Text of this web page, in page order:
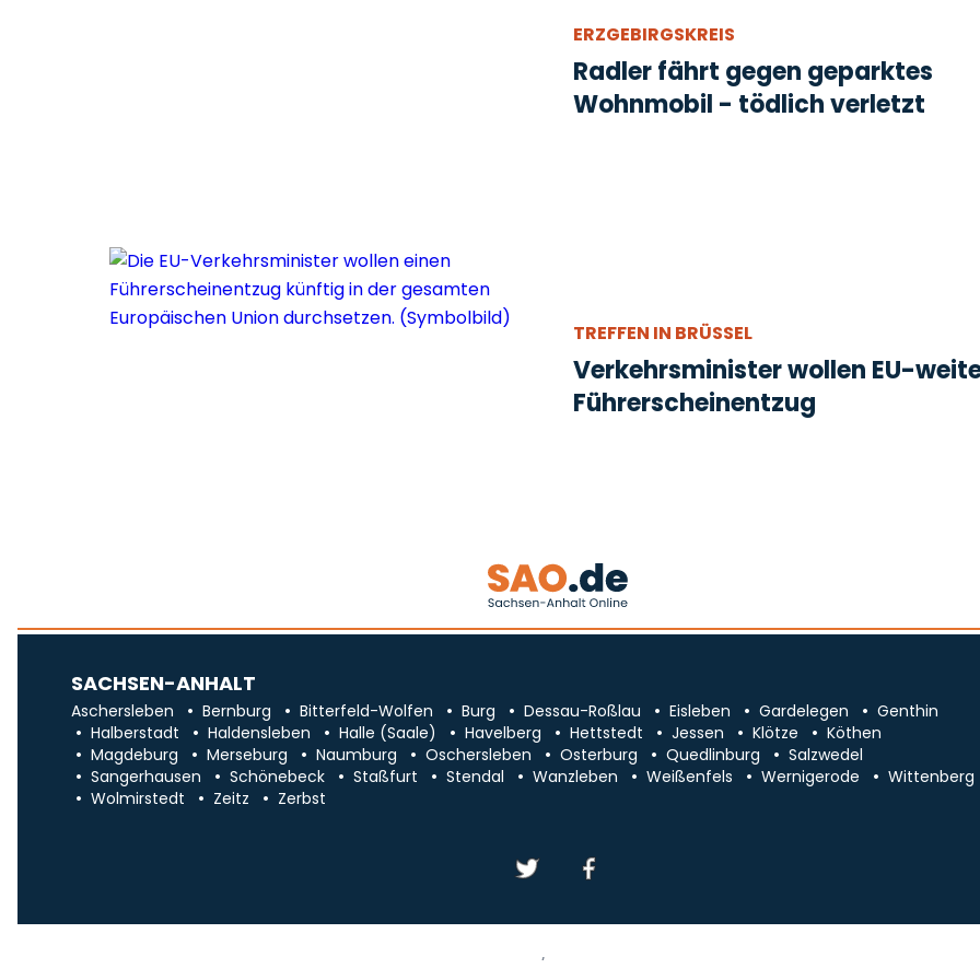
ERZGEBIRGSKREIS
Radler fährt gegen geparktes
Wohnmobil - tödlich verletzt
TREFFEN IN BRÜSSEL
Verkehrsminister wollen EU-
Führerscheinentzug
SACHSEN-ANHALT
Aschersleben Bernburg Bitterfeld-Wolfen Burg Dessau-Roßlau Eisleben Gardelegen
Genthin
Halberstadt
Haldensleben Halle (Saale) Havelberg Hettstedt Jessen Klötze
Köthen
Magdeburg
Merseburg Naumburg Oschersleben Osterburg Quedlinburg
Salzwedel
Sangerhausen
Schönebeck Staßfurt Stendal Wanzleben Weißenfels Wernigerode
Wittenberg
Wolmirstedt
Zeitz Zerbst
Impressum/Kontakt